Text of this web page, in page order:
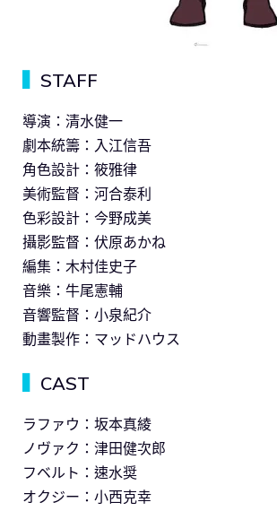
STAFF
導演：清水健一
劇本統籌：入江信吾
角色設計：筱雅律
美術監督：河合泰利
色彩設計：今野成美
攝影監督：伏原あかね
編集：木村佳史子
音樂：牛尾憲輔
音響監督：小泉紀介
動畫製作：マッドハウス
CAST
ラファウ：坂本真綾
ノヴァク：津田健次郎
フベルト：速水奨
オクジー：小西克幸